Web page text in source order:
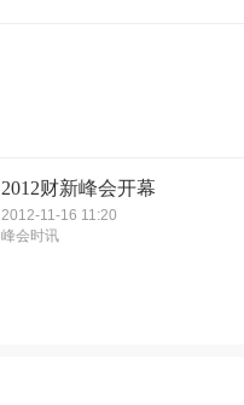
2012财新峰会开幕
2012-11-16 11:20
峰会时讯